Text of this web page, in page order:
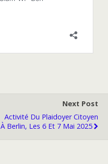
Next Post
Activité Du Plaidoyer Citoyen
À Berlin, Les 6 Et 7 Mai 2025